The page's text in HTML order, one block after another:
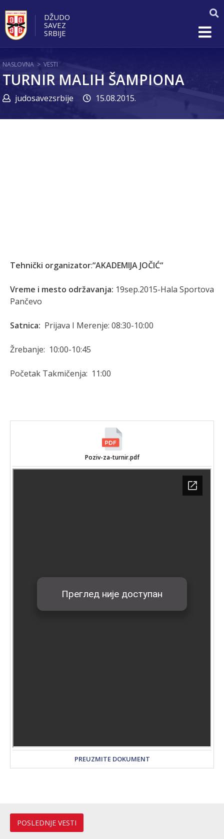
DŽUDO
SAVEZ
SRBIJE
NASLOVNA > VESTI
TURNIR MALIH ŠAMPIONA
judosavezsrbije 15.08.2015.
Tehnički organizator:“AKADEMIJA JOČIĆ“
Vreme i mesto održavanja: 19sep.2015-Hala Sportova
Pančevo
Satnica: Prijava I Merenje: 08:30-10:00
Žrebanje: 10:00-10:45
Početak Takmičenja: 11:00
Poziv-za-turnir.pdf
PREUZMITE DOKUMENT
POSLEDNJE VESTI